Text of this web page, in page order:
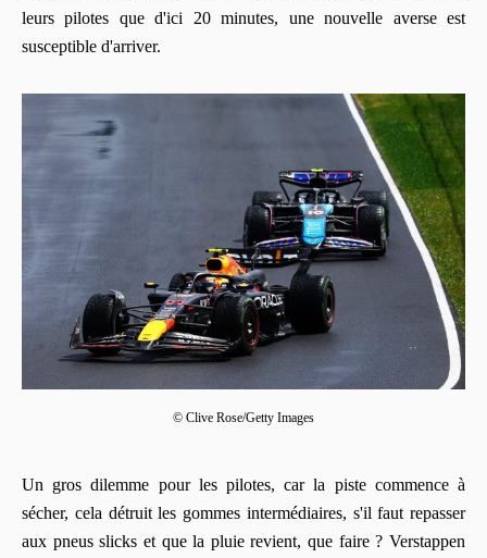
leurs pilotes que d'ici 20 minutes, une nouvelle averse est
susceptible d'arriver.
© Clive Rose/Getty Images
Un gros dilemme pour les pilotes, car la piste commence à
sécher, cela détruit les gommes intermédiaires, s'il faut repasser
aux pneus slicks et que la pluie revient, que faire ? Verstappen